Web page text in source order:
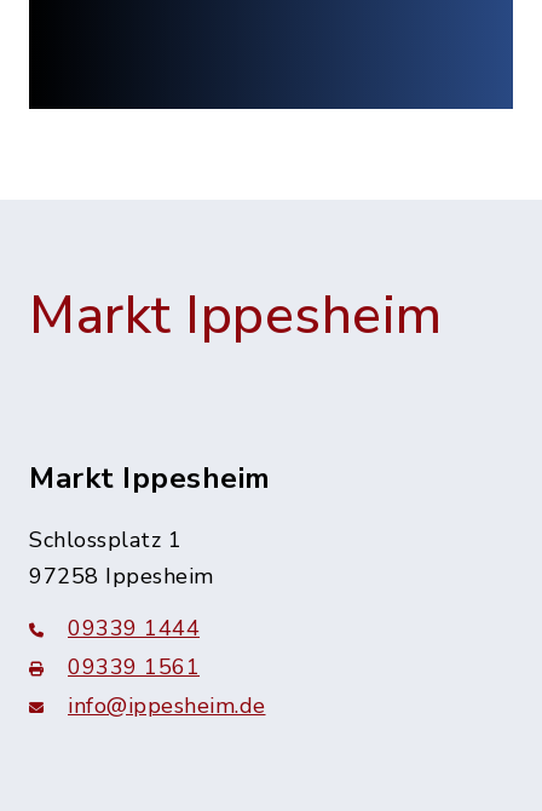
Markt Ippesheim
Markt Ippesheim
Schlossplatz 1
97258 Ippesheim
09339 1444
09339 1561
info@ippesheim.de